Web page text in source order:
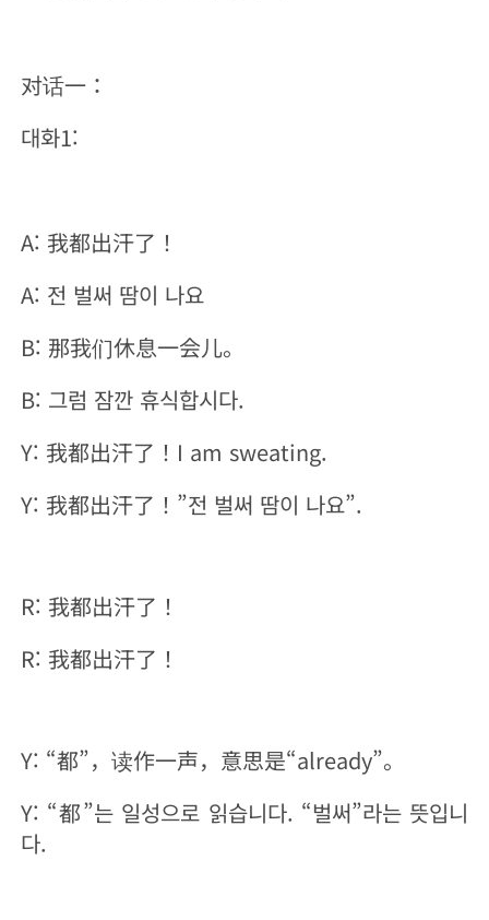
对话一：
대화1:
A: 我都出汗了！
A: 전 벌써 땀이 나요
B: 那我们休息一会儿。
B: 그럼 잠깐 휴식합시다.
Y: 我都出汗了！I am sweating.
Y: 我都出汗了！”전 벌써 땀이 나요”.
R: 我都出汗了！
R: 我都出汗了！
Y: “都”，读作一声，意思是“already”。
Y: “都”는 일성으로 읽습니다. “벌써”라는 뜻입니
다.